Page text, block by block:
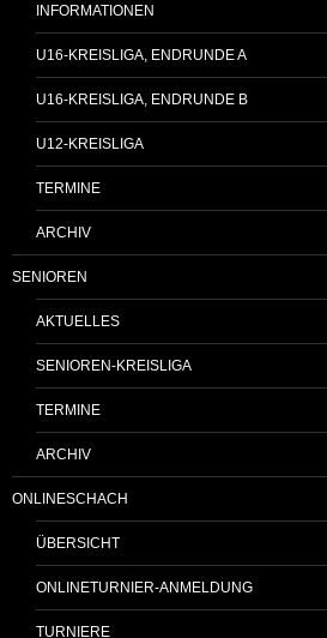
INFORMATIONEN
U16-KREISLIGA, ENDRUNDE A
U16-KREISLIGA, ENDRUNDE B
U12-KREISLIGA
TERMINE
ARCHIV
SENIOREN
AKTUELLES
SENIOREN-KREISLIGA
TERMINE
ARCHIV
ONLINESCHACH
ÜBERSICHT
ONLINETURNIER-ANMELDUNG
TURNIERE